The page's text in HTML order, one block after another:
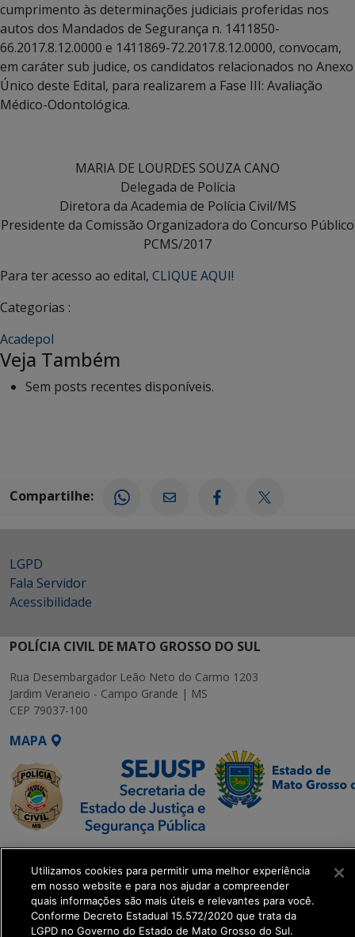
cumprimento às determinações judiciais proferidas nos
autos dos Mandados de Segurança n. 1411850-
66.2017.8.12.0000 e 1411869-72.2017.8.12.0000, convocam,
em caráter sub judice, os candidatos relacionados no Anexo
Único deste Edital, para realizarem a Fase III: Avaliação
Médico-Odontológica.
MARIA DE LOURDES SOUZA CANO
Delegada de Polícia
Diretora da Academia de Polícia Civil/MS
Presidente da Comissão Organizadora do Concurso Público
PCMS/2017
Para ter acesso ao edital, CLIQUE AQUI!
Categorias :
Acadepol
Veja Também
Sem posts recentes disponíveis.
Compartilhe:
LGPD
Fala Servidor
Acessibilidade
POLÍCIA CIVIL DE MATO GROSSO DO SUL
Rua Desembargador Leão Neto do Carmo 1203
Jardim Veraneio - Campo Grande | MS
CEP 79037-100
MAPA
SETDIG | Secretaria-
Executiva de
Transformação Digital
get_footer();
Utilizamos cookies para permitir uma melhor experiência
em nosso website e para nos ajudar a compreender
quais informações são mais úteis e relevantes para você.
Conforme Decreto Estadual 15.572/2020 que trata da
LGPD no Governo do Estado de Mato Grosso do Sul.